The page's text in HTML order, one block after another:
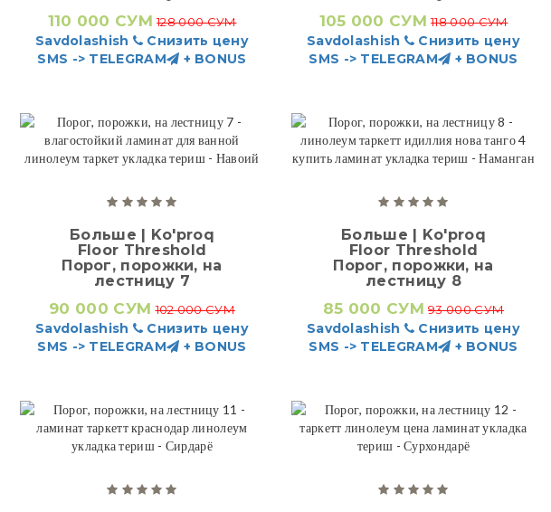
110 000 СУМ 128 000 СУМ
Savdolashish
Снизить цену
SMS -> TELEGRAM
+ BONUS
105 000 СУМ 118 000 СУМ
Savdolashish
Снизить цену
SMS -> TELEGRAM
+ BONUS
Больше | Ko'proq
Floor Threshold
Порог, порожки, на
лестницу 7
90 000 СУМ 102 000 СУМ
Savdolashish
Снизить цену
SMS -> TELEGRAM
+ BONUS
Больше | Ko'proq
Floor Threshold
Порог, порожки, на
лестницу 8
85 000 СУМ 93 000 СУМ
Savdolashish
Снизить цену
SMS -> TELEGRAM
+ BONUS